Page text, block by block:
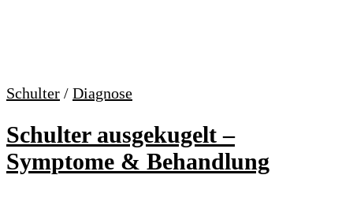
Schulter / Diagnose
Schulter ausgekugelt –
Symptome & Behandlung